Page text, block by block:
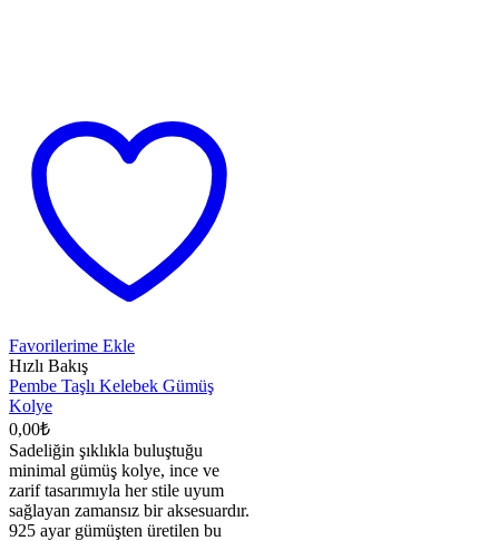
Favorilerime Ekle
Hızlı Bakış
Pembe Taşlı Kelebek Gümüş
Kolye
0,00₺
Sadeliğin şıklıkla buluştuğu
minimal gümüş kolye, ince ve
zarif tasarımıyla her stile uyum
sağlayan zamansız bir aksesuardır.
925 ayar gümüşten üretilen bu